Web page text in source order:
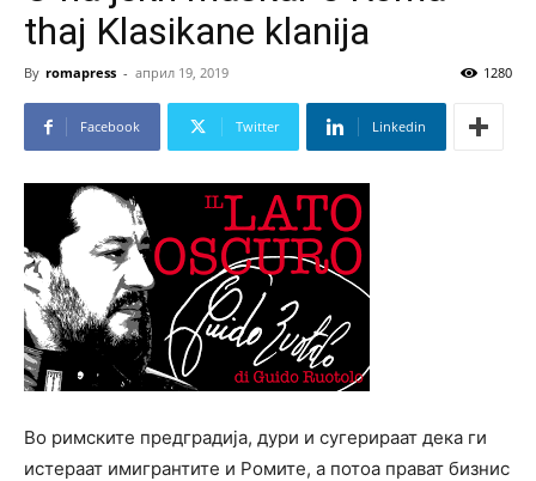
thaj Klasikane klanija
By romapress - април 19, 2019 1280
Facebook Twitter Linkedin
Во римските предградија, дури и сугерираат дека ги
истераат имигрантите и Ромите, а потоа прават бизнис